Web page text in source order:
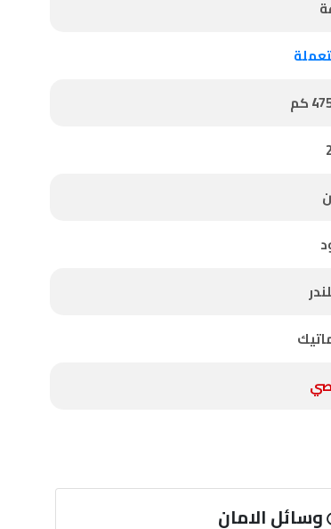
كم
وسائل الامان